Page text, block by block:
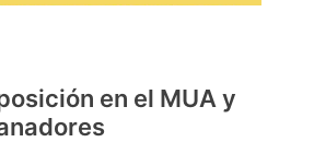
en el MUA y